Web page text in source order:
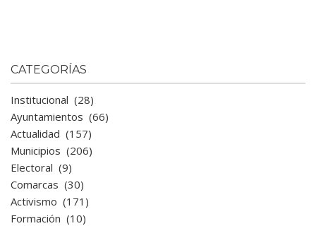
CATEGORÍAS
Institucional (28)
Ayuntamientos (66)
Actualidad (157)
Municipios (206)
Electoral (9)
Comarcas (30)
Activismo (171)
Formación (10)